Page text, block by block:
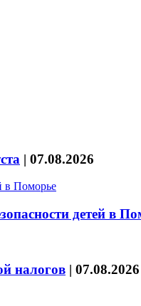
| 07.08.2026
детей в
налогов | 07.08.2026